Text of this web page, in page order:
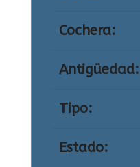
Cochera:
Antigüedad:
Tipo:
Estado: